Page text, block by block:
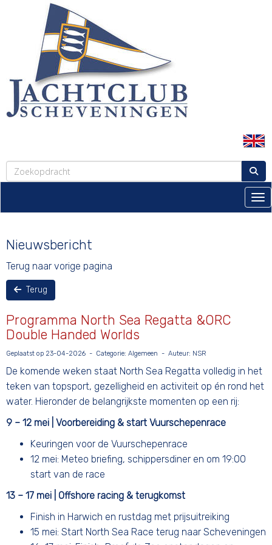
Nieuwsbericht
Terug naar vorige pagina
Terug
Programma North Sea Regatta &ORC
Double Handed Worlds
Geplaatst op 23-04-2026 - Categorie: Algemeen - Auteur: NSR
De komende weken staat North Sea Regatta volledig in het
teken van topsport, gezelligheid en activiteit op én rond het
water. Hieronder de belangrijkste momenten op een rij:
9 – 12 mei | Voorbereiding & start Vuurschepenrace
Keuringen voor de Vuurschepenrace
12 mei: Meteo briefing, schippersdiner en om 19:00
start van de race
13 – 17 mei | Offshore racing & terugkomst
Finish in Harwich en rustdag met prijsuitreiking
15 mei: Start North Sea Race terug naar Scheveningen